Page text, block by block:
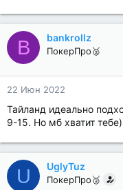
B bankrollz
ПокерПро🥈
22 Июн 2022
Тайланд идеально
9-15. Но мб хватит тебе)
U UglyTuz
ПокерПро🥈